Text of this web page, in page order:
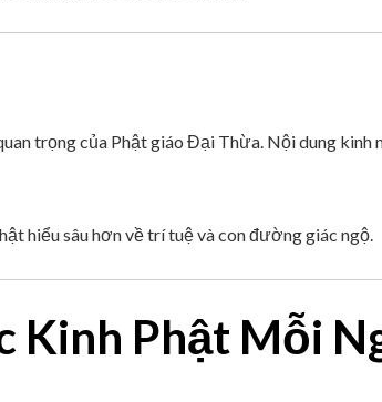
trọng của Phật giáo Đại Thừa. Nội dung kinh
hiểu sâu hơn về trí tuệ và con đường giác ngộ.
Kinh Phật Mỗi